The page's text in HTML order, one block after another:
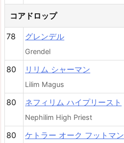
コアドロップ
78 グレンデル
Grendel
80 リリム シャーマン
Lilim Magus
80 ネフィリム ハイプリースト
Nephilim High Priest
80 ケトラー オーク フットマン